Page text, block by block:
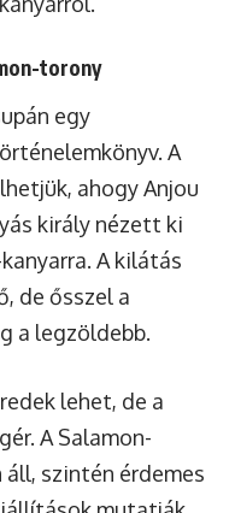
torony
egy
A
ahogy Anjou
király nézett ki
A kilátás
de ősszel a
a legzöldebb.
lehet, de a
A Salamon-
szintén érdemes